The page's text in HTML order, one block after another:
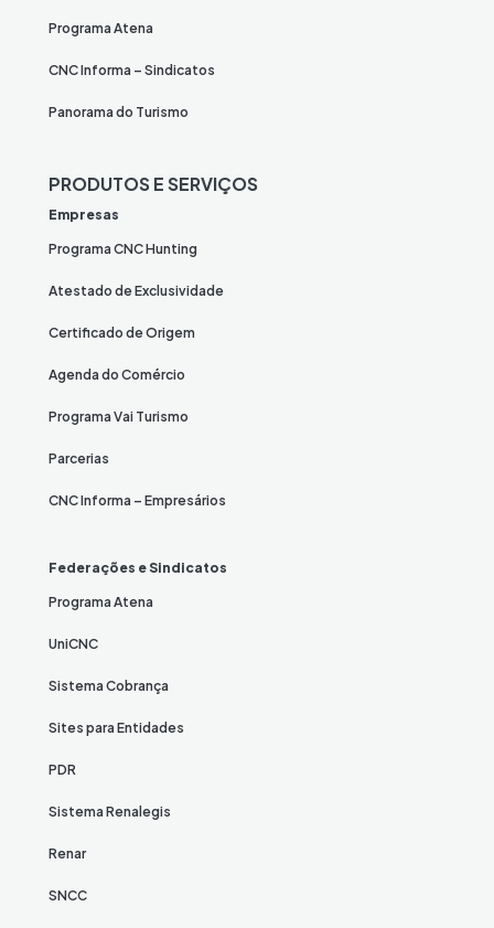
Programa Atena
CNC Informa – Sindicatos
Panorama do Turismo
PRODUTOS E SERVIÇOS
Empresas
Programa CNC Hunting
Atestado de Exclusividade
Certificado de Origem
Agenda do Comércio
Programa Vai Turismo
Parcerias
CNC Informa – Empresários
Federações e Sindicatos
Programa Atena
UniCNC
Sistema Cobrança
Sites para Entidades
PDR
Sistema Renalegis
Renar
SNCC